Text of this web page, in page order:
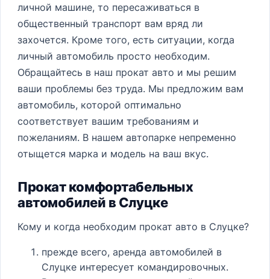
личной машине, то пересаживаться в
общественный транспорт вам вряд ли
захочется. Кроме того, есть ситуации, когда
личный автомобиль просто необходим.
Обращайтесь в наш прокат авто и мы решим
ваши проблемы без труда. Мы предложим вам
автомобиль, которой оптимально
соответствует вашим требованиям и
пожеланиям. В нашем автопарке непременно
отыщется марка и модель на ваш вкус.
Прокат комфортабельных
автомобилей в Слуцке
Кому и когда необходим прокат авто в Слуцке?
прежде всего, аренда автомобилей в
Слуцке интересует командировочных.